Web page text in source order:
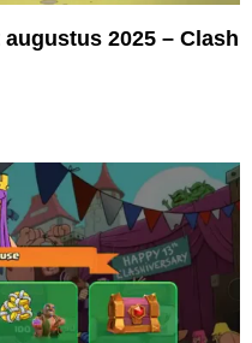
2025 – Clash